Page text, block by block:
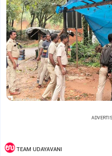
TEAM UDAYAVANI